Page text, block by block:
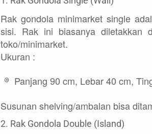
Rak gondola minimarket single
sisi. Rak ini biasanya diletakkan
toko/minimarket.
Ukuran :
Panjang 90 cm, Lebar 40 cm,
Susunan shelving/ambalan bisa
2. Rak Gondola Double (Island)